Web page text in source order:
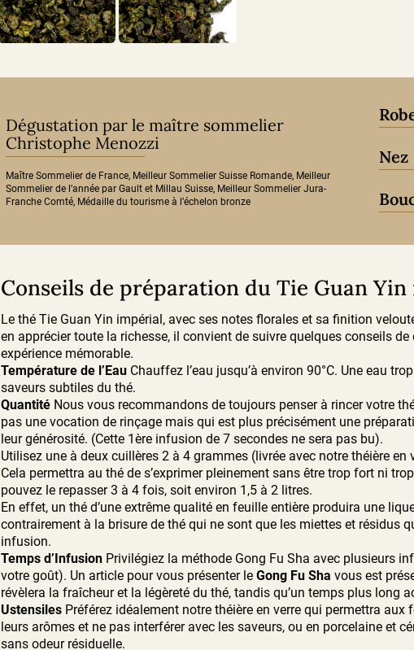
Dégustation par le maître sommelier
Christophe Menozzi
Maître Sommelier de France, Meilleur Sommelier Suisse Romande, Meilleur
Sommelier de l’année par Gault et Millau Suisse, Meilleur Sommelier Jura-
Franche Comté, Médaille du tourisme à l’échelon bronze
Nez
Conseils de préparation du Tie Guan
Le thé Tie Guan Yin impérial, avec ses notes florales et sa finition
en apprécier toute la richesse, il convient de suivre quelques conseils
expérience mémorable.
Température de l’Eau Chauffez l’eau jusqu’à environ 90°C. Une eau
saveurs subtiles du thé.
Quantité Nous vous recommandons de toujours penser à rincer votre
pas une vocation de rinçage mais qui est plus précisément une
leur générosité. (Cette 1ère infusion de 7 secondes ne sera pas bu).
Utilisez une à deux cuillères 2 à 4 grammes (livrée avec notre théière
Cela permettra au thé de s’exprimer pleinement sans être trop fort ni
pouvez le repasser 3 à 4 fois, soit environ 1,5 à 2 litres.
En effet, un thé d’une extrême qualité en feuille entière produira une
contrairement à la brisure de thé qui ne sont que les miettes et résidus
infusion.
Temps d’Infusion Privilégiez la méthode Gong Fu Sha avec plusieurs
votre goût). Un article pour vous présenter le Gong Fu Sha vous est
révèlera la fraîcheur et la légèreté du thé, tandis qu’un temps plus long
Ustensiles Préférez idéalement notre théière en verre qui permettra
leurs arômes et ne pas interférer avec les saveurs, ou en porcelaine et
sans odeur résiduelle.